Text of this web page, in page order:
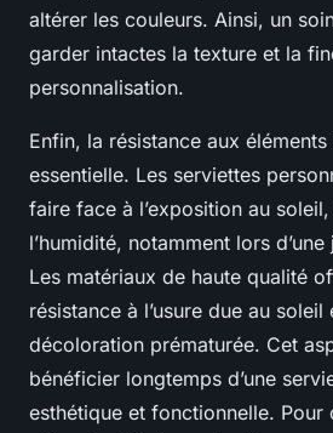
altérer les couleurs. Ainsi, un
garder intactes la texture et la
personnalisation.
Enfin, la résistance aux
essentielle. Les serviettes
faire face à l’exposition au
l’humidité, notamment lors
Les matériaux de haute qualité
résistance à l’usure due au soleil
décoloration prématurée. Cet
bénéficier longtemps d’une
esthétique et fonctionnelle. Pour